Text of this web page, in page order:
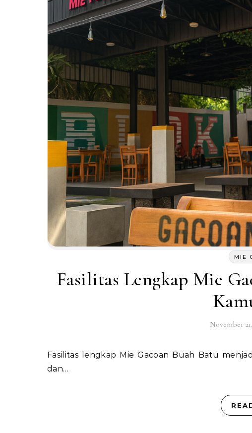
MIE
Fasilitas Lengkap Mie
November
Fasilitas lengkap Mie Gacoan Buah Batu menjadi salah satu alasan banyak pelanggan kembali lagi
dan…